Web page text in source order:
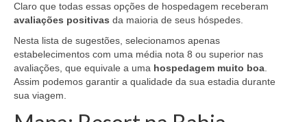
Claro que todas essas opções de hospedagem receberam
avaliações positivas da maioria de seus hóspedes.
Nesta lista de sugestões, selecionamos apenas
estabelecimentos com uma média nota 8 ou superior nas
avaliações, que equivale a uma hospedagem muito boa.
Assim podemos garantir a qualidade da sua estadia durante
sua viagem.